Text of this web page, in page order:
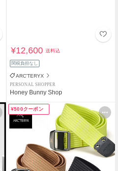
¥12,600送料込
関税負担なし
ARC'TERYX
PERSONAL SHOPPER
Honey Bunny Shop
¥500クーポン